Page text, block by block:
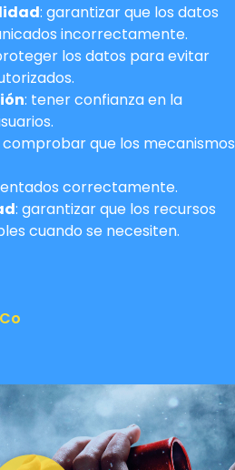
: garantizar que los datos
incorrectamente.
los datos para evitar
: tener confianza en la
comprobar que los mecanismos
correctamente.
: garantizar que los recursos
cuando se necesiten.